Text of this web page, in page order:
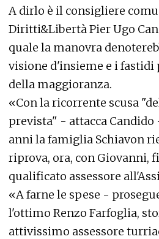
A dirlo è il consigliere
Diritti&Libertà Pier Ugo
quale la manovra
visione d'insieme e i
della maggioranza.
«Con la ricorrente scusa
prevista" - attacca Candido
anni la famiglia Schiavon
riprova, ora, con Giovanni,
qualificato assessore
«A farne le spese -
l'ottimo Renzo Farfoglia,
attivissimo assessore